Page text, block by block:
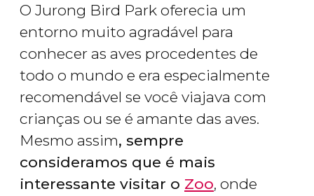
O Jurong Bird Park oferecia um
entorno muito agradável para
conhecer as aves procedentes de
todo o mundo e era especialmente
recomendável se você viajava com
crianças ou se é amante das aves.
Mesmo assim, sempre
consideramos que é mais
interessante visitar o Zoo, onde